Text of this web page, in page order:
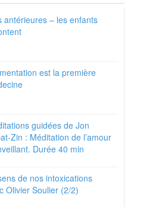
antérieures – les enfants
est la première
guidées de Jon
Zin : Méditation de l’amour
Durée 40 min
de nos intoxications
Olivier Soulier (2/2)